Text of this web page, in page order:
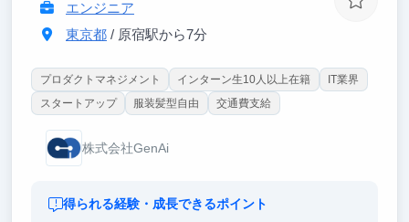
エンジニア
東京都/ 原宿駅から7分
プロダクトマネジメント インターン生10人以上在籍
IT業界
スタートアップ
服装髪型自由 交通費支給
株式会社GenAi
得られる経験・成長できるポイント